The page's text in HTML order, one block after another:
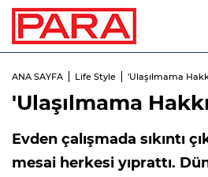
ANA SAYFA Life Style 'Ulaşılmama
'Ulaşılmama
Evden çalışmada sıkıntı
mesai herkesi yıprattı.